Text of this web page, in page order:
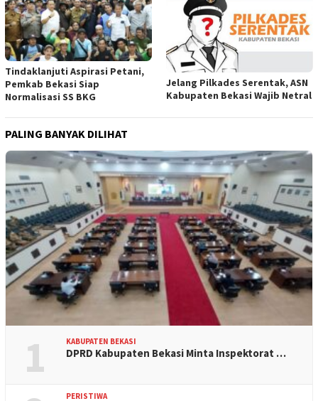
Tindaklanjuti Aspirasi Petani,
Pemkab Bekasi Siap
Normalisasi SS BKG
Jelang Pilkades Serentak, ASN
Kabupaten Bekasi Wajib Netral
PALING BANYAK DILIHAT
1 KABUPATEN BEKASI
DPRD Kabupaten Bekasi Minta Inspektorat …
PERISTIWA